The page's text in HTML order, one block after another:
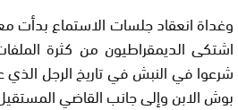
وغداة انعقاد جلسات الاستماع بدأت
اشتكى الديمقراطيون من كثرة
شرعوا في النبش في تاريخ الرجل
بوش الابن وإلى جانب القاضي